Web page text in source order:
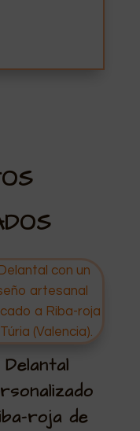
Delantal
roja de